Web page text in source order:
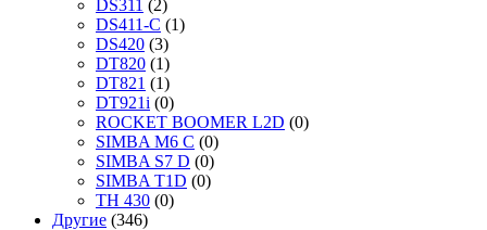
DS311 (2)
DS411-C (1)
DS420 (3)
DT820 (1)
DT821 (1)
DT921i (0)
ROCKET BOOMER L2D (0)
SIMBA M6 C (0)
SIMBA S7 D (0)
SIMBA T1D (0)
TH 430 (0)
Другие (346)